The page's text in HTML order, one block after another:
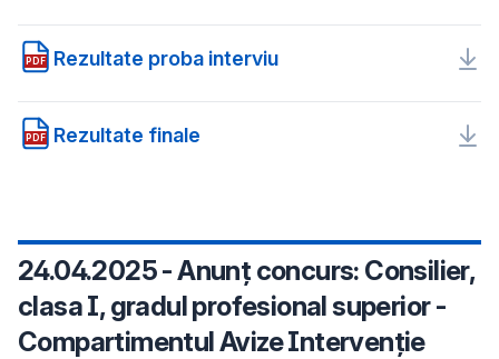
PDF Rezultate proba interviu
PDF Rezultate finale
24.04.2025 - Anunț concurs: Consilier,
clasa I, gradul profesional superior -
Compartimentul Avize Intervenție